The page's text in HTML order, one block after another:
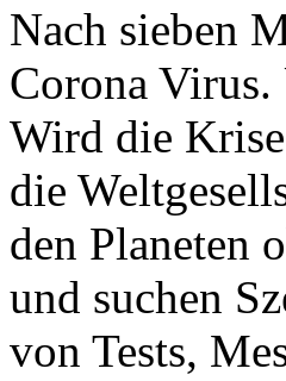
Nach sieben
Corona
Wird die
die
den Planeten
und suchen
von Tests,